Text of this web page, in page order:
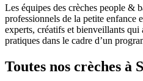
Les équipes des crèches people &
professionnels de la petite enfance
experts, créatifs et bienveillants
pratiques dans le cadre d’un
Toutes nos crèches